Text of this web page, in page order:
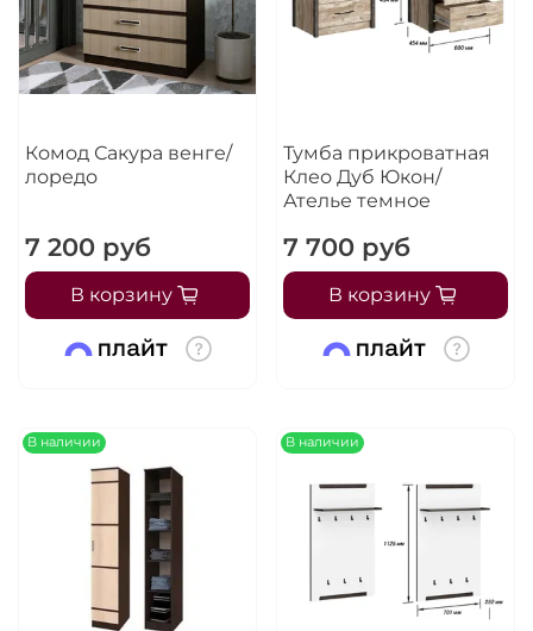
Комод Сакура венге/
лоредо
7 200 руб
В корзину
Тумба прикроватная
Клео Дуб Юкон/
Ателье темное
7 700 руб
В корзину
В наличии В наличии